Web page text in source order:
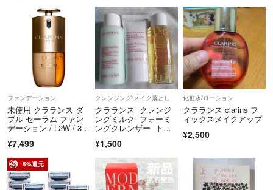
の天然成分のおいしい部分、パワーのある部分を過剰に除去してしまう
ことになります。
澱は身体に害をなすものではありません。
。喫煙、ペット無し。細かなキズや汚れの見落としがあるかも知れない
ので、写真でよくご確認のうえ、気になる事かあれば、ご購入前にコメ
ントお願いします。ご購入後には対応出来ません。最後までご覧いただ
きありがとうございました。(^^)
ファンデーション
未使用 クラランス ダ
ブル セーラム ファン
デーション / L2W / 30
¥7,499
クレンジング/メイク落とし
クラランス クレンジ
ングミルク フォーミ
ングクレンザー トー
¥1,500
化粧水/ローション
クラランス clarins フ
ィックスメイクアップ
¥2,500
5%還元